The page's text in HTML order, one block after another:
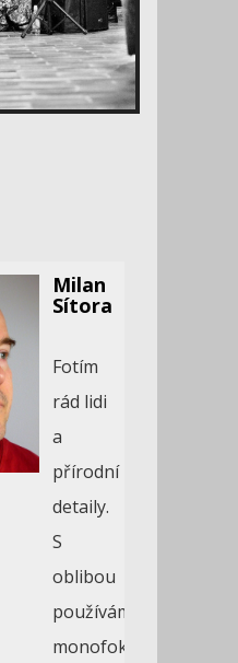
Milan
Sítora
Fotím
rád lidi
a
přírodní
detaily.
S
oblibou
používám
monofokální